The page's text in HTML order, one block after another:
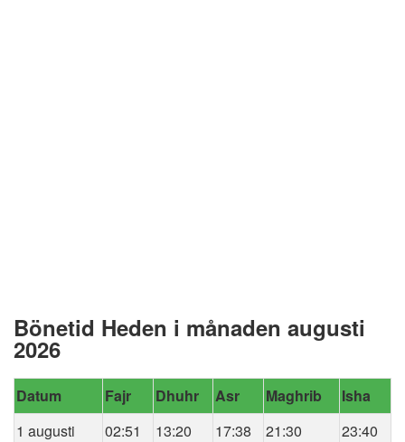
Bönetid Heden i månaden augusti
2026
Datum Fajr Dhuhr Asr Maghrib
Isha
1 augusti
02:51 13:20 17:38 21:30
23:40